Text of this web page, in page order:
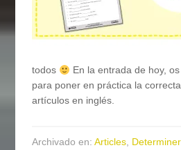
todos
En la entrada de hoy,
para poner en práctica la
artículos en inglés.
Archivado en:Articles,